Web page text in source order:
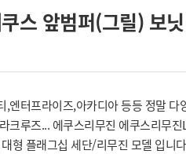
스 앞범퍼(그릴) 보
,엔터프라이즈,아카디아 등등 정말
크루즈... 에쿠스리무진 에쿠스리
형 플래그십 세단/리무진 모델 입니